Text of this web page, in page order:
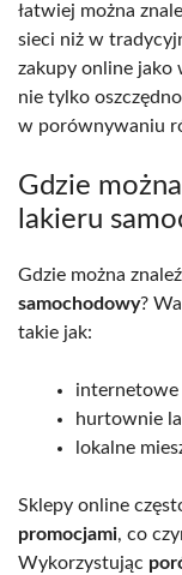
łatwiej można
sieci niż w
zakupy online jako
nie tylko
w porównywaniu
Gdzie
lakieru
Gdzie można
samochodowy?
takie jak:
internetowe
hurtownie
lokalne
Sklepy online
promocjami, co
Wykorzystując